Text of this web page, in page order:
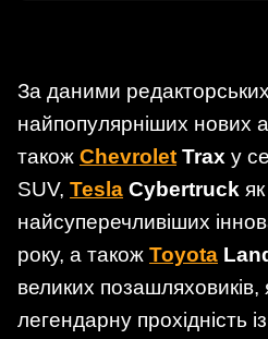
За даними
найпопулярніших нових
також Chevrolet Trax у
SUV, Tesla Cybertruck
найсуперечливіших
року, а також Toyota
великих позашляховиків,
легендарну прохідність